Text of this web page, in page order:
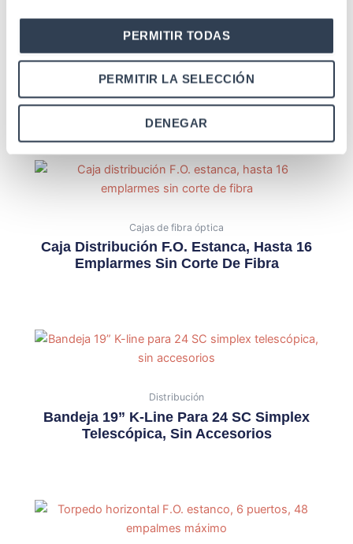
PERMITIR TODAS
PERMITIR LA SELECCIÓN
DENEGAR
Cajas de fibra óptica
Cajas Superficie F.O. Para 12 Conectores
SC Simplex O LC Duplex Metal
Cajas de fibra óptica
Caja Distribución F.O. Estanca, Hasta 16
Emplarmes Sin Corte De Fibra
Distribución
Bandeja 19” K-Line Para 24 SC Simplex
Telescópica, Sin Accesorios